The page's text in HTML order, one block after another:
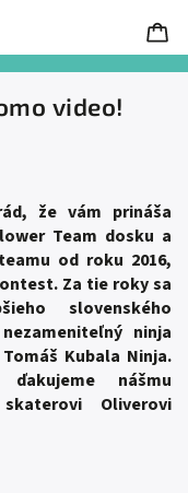
video!
že vám prináša
Team dosku a
od roku 2016,
Za tie roky sa
slovenského
ninja
Kubala Ninja.
nášmu
Oliverovi